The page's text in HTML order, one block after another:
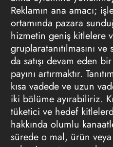
Reklamın ana amacı;
ortamında pazara
hizmetin geniş kitlelere
gruplaratanıtılmasını ve
da satışı devam eden
payını artırmaktır.
kısa vadede ve uzun
iki bölüme ayırabiliriz.
tüketici ve hedef
hakkında olumlu
sürede o mal, ürün